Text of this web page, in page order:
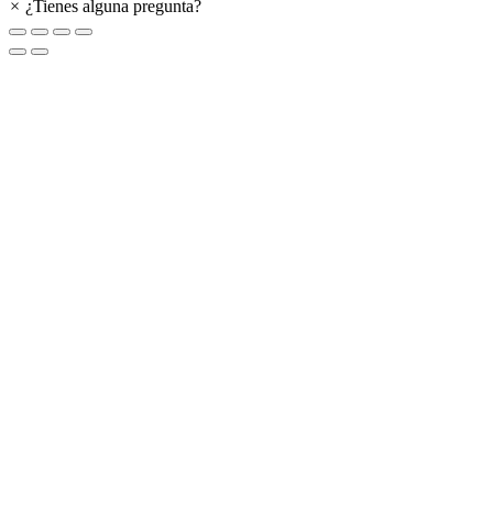
× ¿Tienes alguna pregunta?